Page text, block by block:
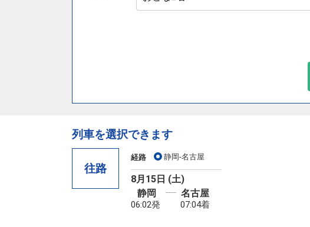
列車を選択できます
往路
経路 静岡-名古屋
8月15日 (土)
静岡
06:02発
名古屋
07:04着